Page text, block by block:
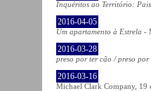
Inquéritos ao Território:
2016-04-05
Um apartamento à Estrela -
2016-03-28
preso por ter cão / preso por
2016-03-16
Michael Clark Company, 19